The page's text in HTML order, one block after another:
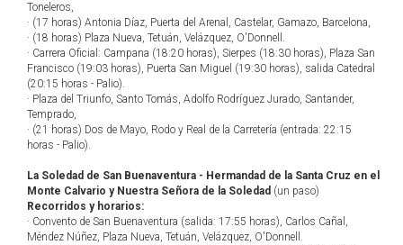
Toneleros,
· (17 horas) Antonia Díaz, Puerta del Arenal, Castelar, Gamazo, Barcelona,
· (18 horas) Plaza Nueva, Tetuán, Velázquez, O'Donnell.
· Carrera Oficial: Campana (18:20 horas), Sierpes (18:30 horas), Plaza San
Francisco (19:03 horas), Puerta San Miguel (19:30 horas), salida Catedral
(20:15 horas - Palio).
· Plaza del Triunfo, Santo Tomás, Adolfo Rodríguez Jurado, Santander,
Temprado,
· (21 horas) Dos de Mayo, Rodo y Real de la Carretería (entrada: 22:15
horas - Palio).
La Soledad de San Buenaventura - Hermandad de la Santa Cruz en el
Monte Calvario y Nuestra Señora de la Soledad (un paso)
Recorridos y horarios:
· Convento de San Buenaventura (salida: 17:55 horas), Carlos Cañal,
Méndez Núñez, Plaza Nueva, Tetuán, Velázquez, O'Donnell.